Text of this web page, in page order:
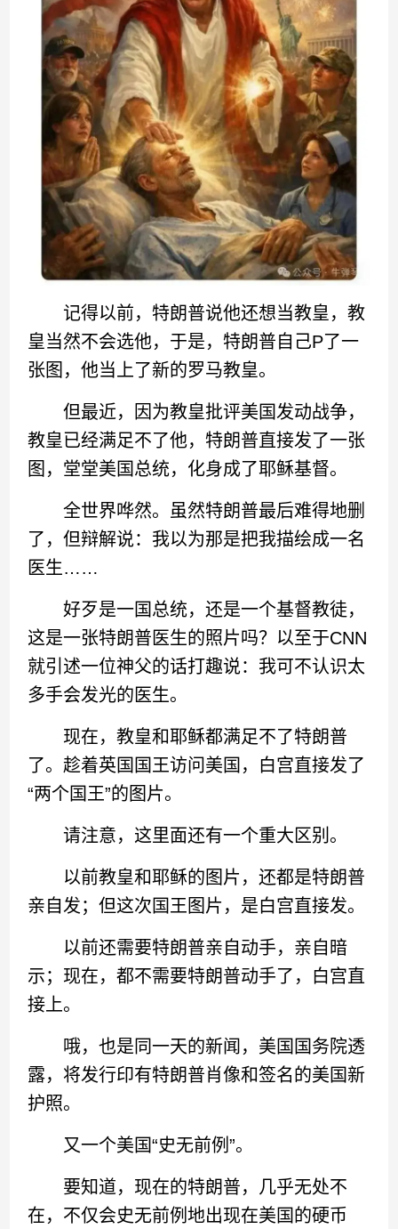
记得以前，特朗普说他还想当教皇，教
皇当然不会选他，于是，特朗普自己P了一
张图，他当上了新的罗马教皇。
但最近，因为教皇批评美国发动战争，
教皇已经满足不了他，特朗普直接发了一张
图，堂堂美国总统，化身成了耶稣基督。
全世界哗然。虽然特朗普最后难得地删
了，但辩解说：我以为那是把我描绘成一名
医生……
好歹是一国总统，还是一个基督教徒，
这是一张特朗普医生的照片吗？以至于CNN
就引述一位神父的话打趣说：我可不认识太
多手会发光的医生。
现在，教皇和耶稣都满足不了特朗普
了。趁着英国国王访问美国，白宫直接发了
“两个国王”的图片。
请注意，这里面还有一个重大区别。
以前教皇和耶稣的图片，还都是特朗普
亲自发；但这次国王图片，是白宫直接发。
以前还需要特朗普亲自动手，亲自暗
示；现在，都不需要特朗普动手了，白宫直
接上。
哦，也是同一天的新闻，美国国务院透
露，将发行印有特朗普肖像和签名的美国新
护照。
又一个美国“史无前例”。
要知道，现在的特朗普，几乎无处不
在，不仅会史无前例地出现在美国的硬币